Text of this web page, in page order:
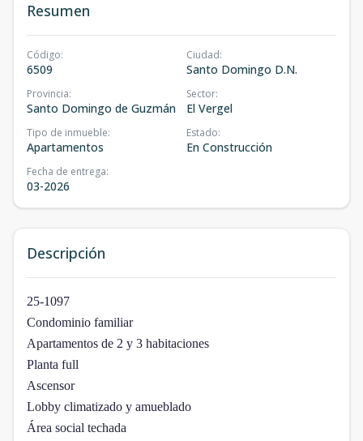
Resumen
Código:
6509
Ciudad:
Santo Domingo D.N.
Provincia:
Santo Domingo de Guzmán
Sector:
El Vergel
Tipo de inmueble:
Apartamentos
Estado:
En Construcción
Fecha de entrega:
03-2026
Descripción
25-1097
Condominio familiar
Apartamentos de 2 y 3 habitaciones
Planta full
Ascensor
Lobby climatizado y amueblado
Área social techada